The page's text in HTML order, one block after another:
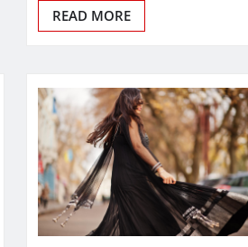
READ MORE